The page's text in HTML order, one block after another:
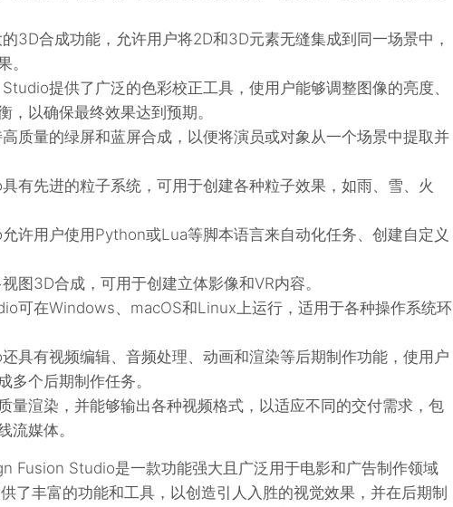
的3D合成功能，允许用户将2D和3D元素无缝集成到同一场景中，
。
提供了广泛的色彩校正工具，使用户能够调整图像的亮度、
，以确保最终效果达到预期。
高质量的绿屏和蓝屏合成，以便将演员或对象从一个场景中提取并
有先进的粒子系统，可用于创建各种粒子效果，如雨、雪、火
许用户使用Python或Lua等脚本语言来自动化任务、创建自定义
图3D合成，可用于创建立体影像和VR内容。
可在Windows、macOS和Linux上运行，适用于各种操作系统环
具有视频编辑、音频处理、动画和渲染等后期制作功能，使用户
多个后期制作任务。
量渲染，并能够输出各种视频格式，以适应不同的交付需求，包
流媒体。
Fusion Studio是一款功能强大且广泛用于电影和广告制作领域
了丰富的功能和工具，以创造引人入胜的视觉效果，并在后期制